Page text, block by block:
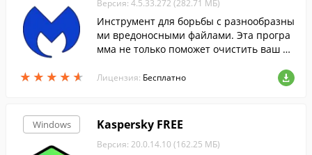
★ ★ ★ ★ ★
★ ★ ★ ★ ★
Версия: 4.5.33.272 (282.71 МБ)
Инструмент для борьбы с разнообразны
ми вредоносными файлами. Эта програ
мма не только поможет очистить ваш П
защиту в реальном времени....
Лицензия: Бесплатно
Windows Kaspersky FREE
Версия: 20.0.14.10 (162.25 МБ)